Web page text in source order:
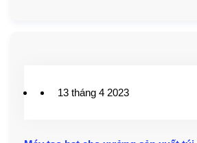
13 tháng 4 2023